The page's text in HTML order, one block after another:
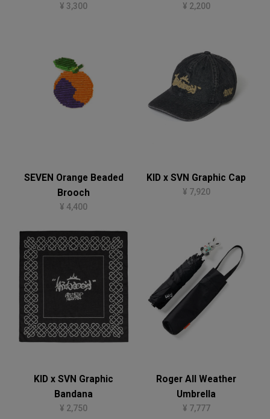
¥ 3,300 ¥ 2,200
SEVEN Orange Beaded
Brooch
¥ 4,400
KID x SVN Graphic Cap
¥ 7,920
KID x SVN Graphic
Bandana
¥ 2,750
Roger All Weather
Umbrella
¥ 7,777